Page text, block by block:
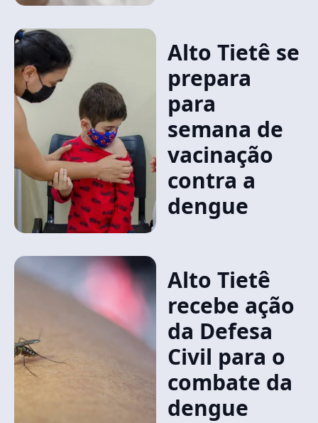
Alto Tietê se
prepara
para
semana de
vacinação
contra a
dengue
Alto Tietê
recebe ação
da Defesa
Civil para o
combate da
dengue